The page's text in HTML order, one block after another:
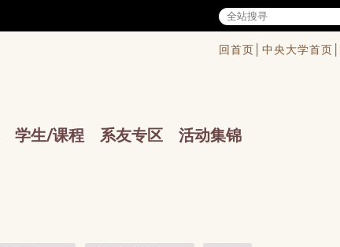
回首页│ 中央大学首页│
学生/课程 系友专区 活动集锦